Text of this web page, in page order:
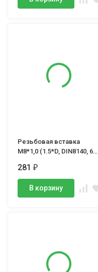
Резьбовая вставка
М8*1,0 (1.5*D, DIN8140, 6H,
281₽
В корзину